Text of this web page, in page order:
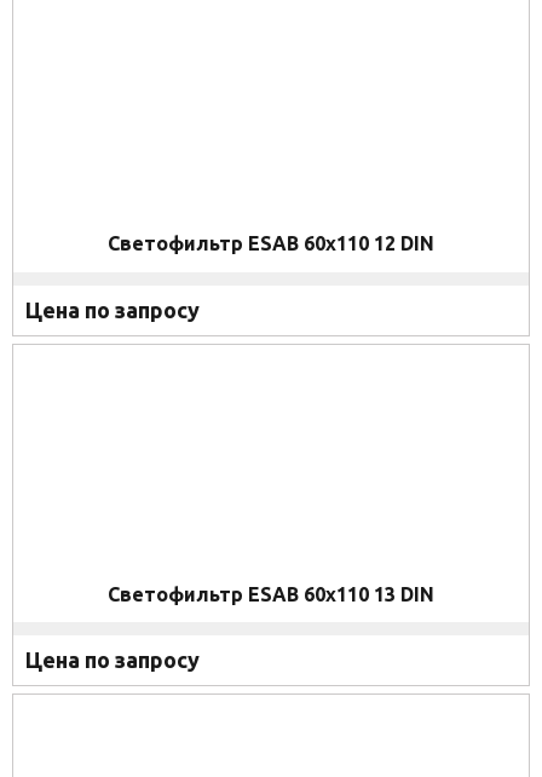
Светофильтр ESAB 60x110 12 DIN
Цена по запросу
Светофильтр ESAB 60x110 13 DIN
Цена по запросу